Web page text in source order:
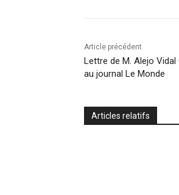
Article précédent
Lettre de M. Alejo
au journal Le Monde
Articles relatifs